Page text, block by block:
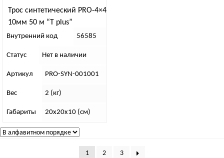
Трос синтетический PRO-4×4
10мм 50 м “T plus”
Внутренний код 56585
Статус Нет в наличии
Артикул PRO-SYN-001001
Вес 2 (кг)
Габариты 20х20х10 (см)
1 2 3